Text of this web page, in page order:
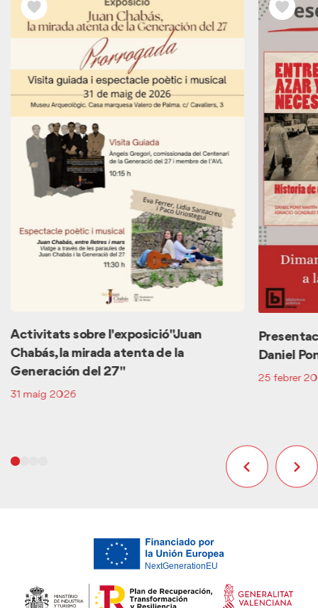
Activitats sobre l'exposició "Juan
Chabás, la mirada atenta de la
Generación del 27"
31 maig 2026
Daniel
25 febrer